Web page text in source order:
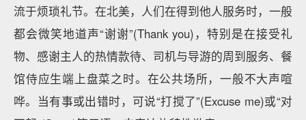
流于烦琐礼节。在北美，人们在得到他人服务时，一般
都会微笑地道声“谢谢”(Thank you)，特别是在接受礼
物、感谢主人的热情款待、司机与导游的周到服务、餐
馆侍应生端上盘菜之时。在公共场所，一般不大声喧
哗。当有事或出错时，可说“打搅了”(Excuse me)或“对